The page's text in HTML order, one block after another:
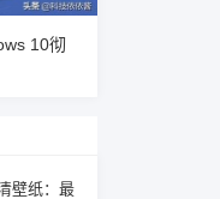
10彻
壁纸：最